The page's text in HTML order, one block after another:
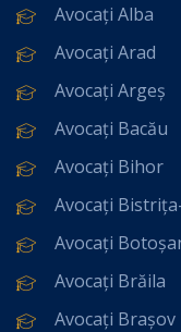
Avocați Alba
Avocați Arad
Avocați Argeș
Avocați Bacău
Avocați Bihor
Avocați
Avocați
Avocați Brăila
Avocați Brașov